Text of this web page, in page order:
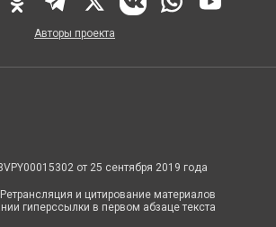
Авторы проекта
от 25 сентября 2019 года
и цитирование материалов
гиперссылки в первом абзаце текста